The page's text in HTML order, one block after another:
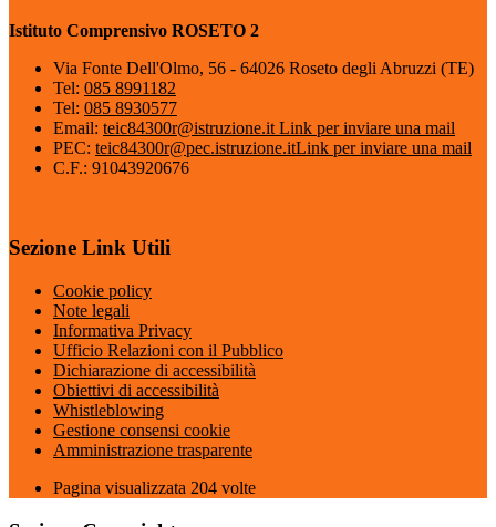
Istituto Comprensivo ROSETO 2
Via Fonte Dell'Olmo, 56 - 64026 Roseto degli Abruzzi (TE)
Tel: 085 8991182
Tel: 085 8930577
Email: teic84300r@istruzione.it Link per inviare una mail
PEC: teic84300r@pec.istruzione.itLink per inviare una mail
C.F.: 91043920676
Sezione Link Utili
Cookie policy
Note legali
Informativa Privacy
Ufficio Relazioni con il Pubblico
Dichiarazione di accessibilità
Obiettivi di accessibilità
Whistleblowing
Gestione consensi cookie
Amministrazione trasparente
Pagina visualizzata 204 volte